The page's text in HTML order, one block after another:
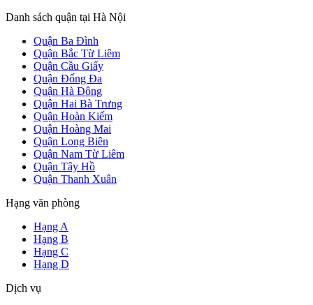
Danh sách quận tại Hà Nội
Quận Ba Đình
Quận Bắc Từ Liêm
Quận Cầu Giấy
Quận Đống Đa
Quận Hà Đông
Quận Hai Bà Trưng
Quận Hoàn Kiếm
Quận Hoàng Mai
Quận Long Biên
Quận Nam Từ Liêm
Quận Tây Hồ
Quận Thanh Xuân
Hạng văn phòng
Hạng A
Hạng B
Hạng C
Hạng D
Dịch vụ